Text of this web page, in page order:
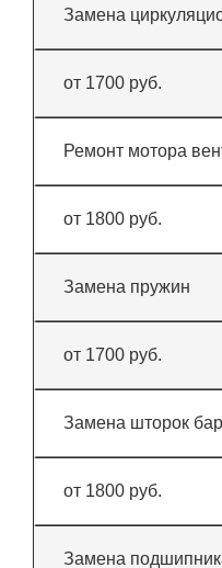
Замена
от 1700 руб.
Ремонт мотора
от 1800 руб.
Замена пружин
от 1700 руб.
Замена шторок
от 1800 руб.
Замена